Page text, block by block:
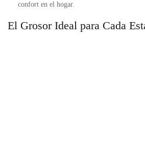
confort en el hogar.
El Grosor Ideal para Cada